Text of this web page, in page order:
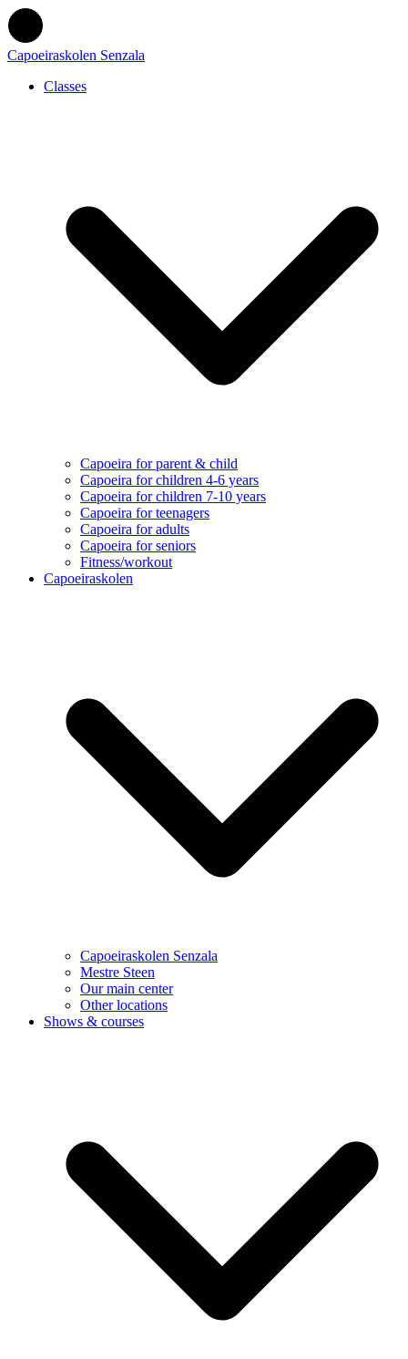
Capoeiraskolen Senzala
Classes
Capoeira for parent & child
Capoeira for children 4-6 years
Capoeira for children 7-10 years
Capoeira for teenagers
Capoeira for adults
Capoeira for seniors
Fitness/workout
Capoeiraskolen
Capoeiraskolen Senzala
Mestre Steen
Our main center
Other locations
Shows & courses